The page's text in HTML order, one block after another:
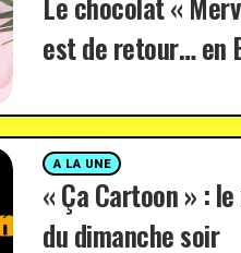
est de retour… en
A LA UNE
« Ça Cartoon » :
du dimanche soir